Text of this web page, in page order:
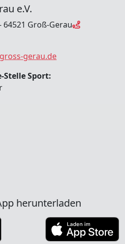
e.V.
64521 Groß-Gerau
gerau.de
Stelle Sport:
herunterladen